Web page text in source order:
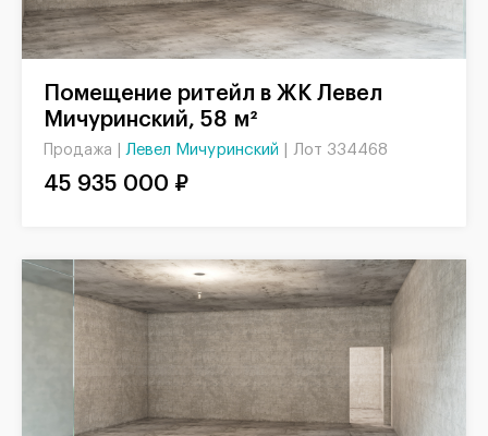
Помещение ритейл в ЖК Левел
Мичуринский, 58 м²
Продажа | Левел Мичуринский Лот 334468
45 935 000 ₽